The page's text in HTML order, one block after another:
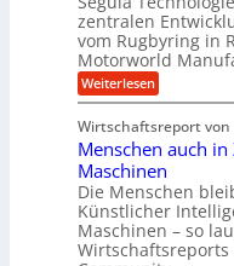
a
c
h
i
n
n
b
a
u
n
d
u
s
t
i
a
l
B
u
s
i
n
t
o
f
f
-
W
l
l
c
h
u
t
z
zentralen
vom Rugbyring in
Motorworld
Weiterlesen:
S
g
u
l
a
T
e
c
h
Wirtschaftsreport
Menschen auch
Maschinen
Die Menschen
Künstlicher
Maschinen – so
Wirtschaftsreports